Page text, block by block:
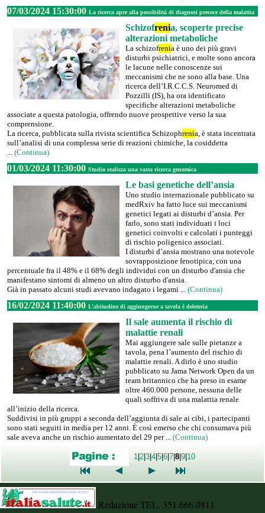
07/03/2024 15:30:00 La ricerca apre alla possibilità di diagnosi precoce della malattia
Schizofrenia, scoperte precise
alterazioni metaboliche
La schizofrenia è uno dei più gravi
disturbi psichiatrici, e molte sono ancora
le lacune nelle conoscenze sui
meccanismi che ne sono alla base. Una
ricerca dell’I.R.C.C.S. Neuromed di
Pozzilli (IS), ha ora identificato
specifiche alterazioni metaboliche
associate a questa patologia, offrendo nuove prospettive verso la sua
comprensione.
La ricerca, pubblicata sulla rivista scientifica Schizophrenia, è stata incentrata
sull’analisi di una complessa serie di reazioni chimiche, la cosiddetta
... (Continua)
01/03/2024 11:30:00 Studio realizza una vasta ricerca genomica
Le basi genetiche dell’ansia
Uno studio internazionale pubblicato su
medRxiv ha fatto luce sui meccanismi
genetici legati ai disturbi d’ansia. Per
farlo, sono stati individuati i loci
genetici coinvolti e calcolati i punteggi
di rischio poligenico associati.
I disturbi d’ansia mostrano una notevole
sovrapposizione fenotipica, con una
percentuale fra il 48% e il 68% degli individui con un disturbo d'ansia che
manifestano sintomi di almeno un altro disturbo d'ansia.
Già in passato alcuni studi avevano indagato i legami ... (Continua)
16/02/2024 11:40:00 L’abitudine di aggiungerne a tavola è deleteria
Il sale aumenta il rischio di
malattie renali
Mai aggiungere sale sulle pietanze a
tavola, pena l’aumento del rischio di
malattie renali. A dirlo è uno studio
pubblicato su Jama Network Open da un
team britannico che ha preso in esame
oltre 460.000 persone, nessuna delle
quali soffriva di una malattia renale
all’inizio della ricerca.
Suddivisi in più gruppi a seconda dell’aggiunta di sale ai cibi, i partecipanti
sono stati seguiti in media per 12 anni. È così emerso che chi consumava più
sale aveva anche un rischio aumentato del 29 per ... (Continua)
1 |2|3|4|5|6|7|8|9|10
Redazione TEL. 351.666.0811